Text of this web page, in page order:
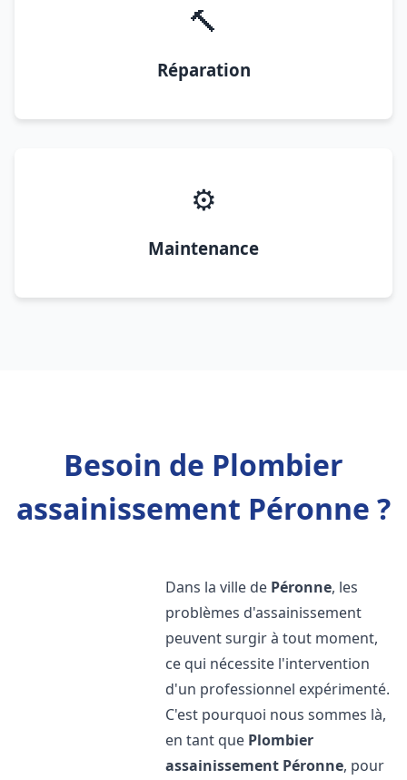
🔨
Réparation
⚙️
Maintenance
Besoin de Plombier
assainissement Péronne ?
Dans la ville de Péronne, les
problèmes d'assainissement
peuvent surgir à tout moment,
ce qui nécessite l'intervention
d'un professionnel expérimenté.
C'est pourquoi nous sommes là,
en tant que Plombier
assainissement Péronne, pour